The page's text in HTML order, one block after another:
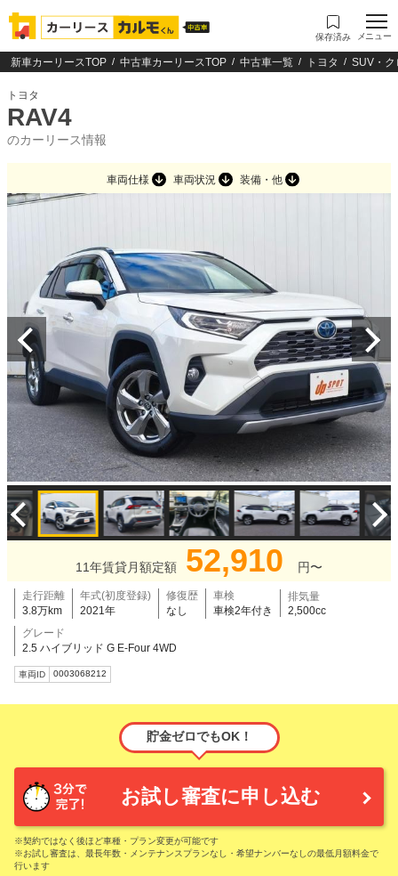
保存済み メニュー
新車カーリースTOP 中古車カーリースTOP 中古車一覧 トヨタ SUV・ク
トヨタ
RAV4
のカーリース情報
車両仕様 車両状況 装備・他
11年賃貸月額定額 52,910 円〜
走行距離
3.8万km
年式(初度登録)
2021年
修復歴
なし
車検
車検2年付き
排気量
2,500cc
グレード
2.5 ハイブリッド G E-Four 4WD
車両ID 0003068212
貯金ゼロでもOK！
お試し審査に申し込む
※契約ではなく後ほど車種・プラン変更が可能です
※お試し審査は、最長年数・メンテナンスプランなし・希望ナンバーなしの最低月額料金で
行います